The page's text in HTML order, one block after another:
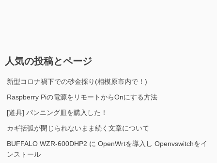
人気の投稿とページ
新型コロナ禍下での砂金採り(相模原市内で！)
Raspberry Piの電源をリモートからOnにする方法
[道具] パンニング皿を購入した！
カギ括弧が閉じられないまま続く文章について
BUFFALO WZR-600DHP2 に OpenWrtを導入し Openvswitchをイ
ンストール